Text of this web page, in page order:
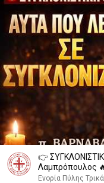
👉
Λαμπρόπουλος
Ενορία Πύλης